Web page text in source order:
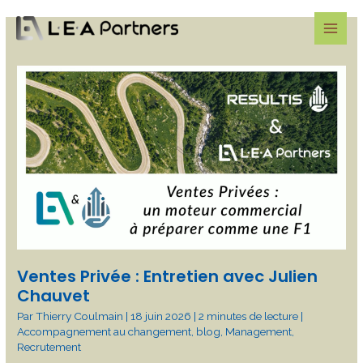
Ventes Privée : Entretien avec Julien
Chauvet
ParThierry Coulmain |18 juin 2026 |2 minutes de lecture |
Accompagnement au changement blog Management
Recrutement
Ventes
Privée
Entretien
avec
Julien
Chauvet